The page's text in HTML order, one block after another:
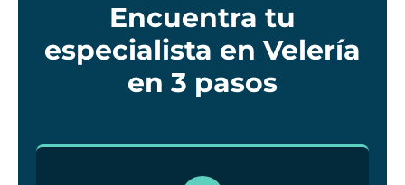
Encuentra tu
especialista en Velería
en 3 pasos